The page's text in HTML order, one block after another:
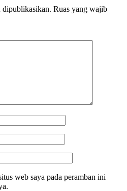
dipublikasikan. Ruas yang wajib
web saya pada peramban ini